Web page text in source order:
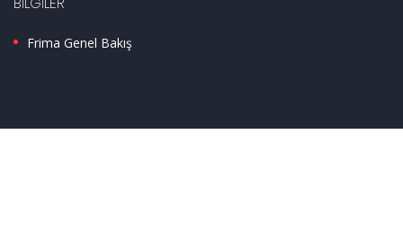
Frima Genel Bakış